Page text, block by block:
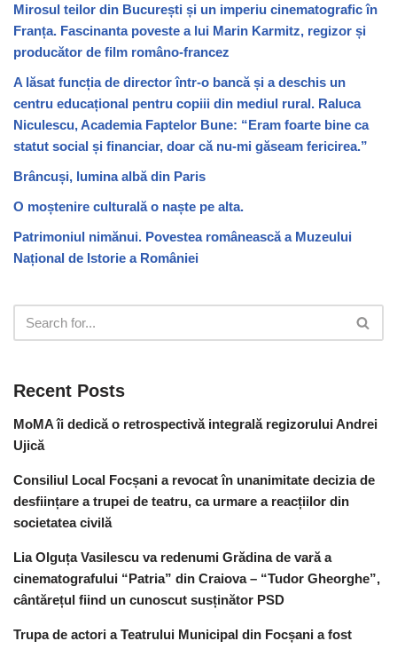
Mirosul teilor din București și un imperiu cinematografic în
Franța. Fascinanta poveste a lui Marin Karmitz, regizor și
producător de film româno-francez
A lăsat funcția de director într-o bancă și a deschis un
centru educațional pentru copiii din mediul rural. Raluca
Niculescu, Academia Faptelor Bune: “Eram foarte bine ca
statut social și financiar, doar că nu-mi găseam fericirea.”
Brâncuși, lumina albă din Paris
O moștenire culturală o naște pe alta.
Patrimoniul nimănui. Povestea românească a Muzeului
Național de Istorie a României
Recent Posts
MoMA îi dedică o retrospectivă integrală regizorului Andrei
Ujică
Consiliul Local Focșani a revocat în unanimitate decizia de
desființare a trupei de teatru, ca urmare a reacțiilor din
societatea civilă
Lia Olguța Vasilescu va redenumi Grădina de vară a
cinematografului “Patria” din Craiova – “Tudor Gheorghe”,
cântărețul fiind un cunoscut susținător PSD
Trupa de actori a Teatrului Municipal din Focșani a fost